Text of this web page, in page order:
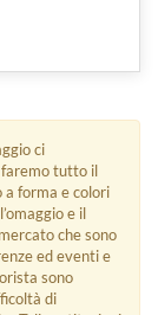
ci
faremo tutto il
a forma e colori
e il
che sono
ed eventi e
sono
di